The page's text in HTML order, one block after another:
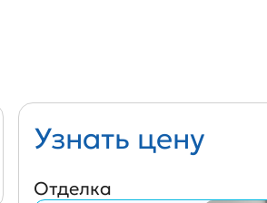
Узнать цену
Отделка